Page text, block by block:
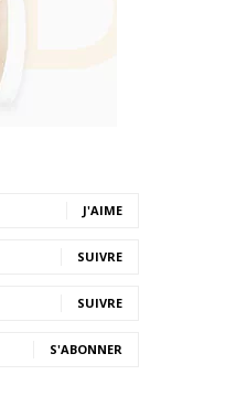
J'AIME
SUIVRE
SUIVRE
S'ABONNER